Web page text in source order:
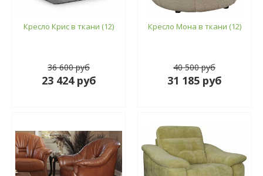
Кресло Крис в ткани (12)
36 600 руб
23 424 руб
Кресло Мона в ткани (12)
40 500 руб
31 185 руб